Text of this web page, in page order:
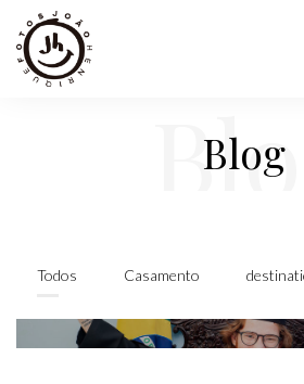
Blog
Blog
Todos Casamento